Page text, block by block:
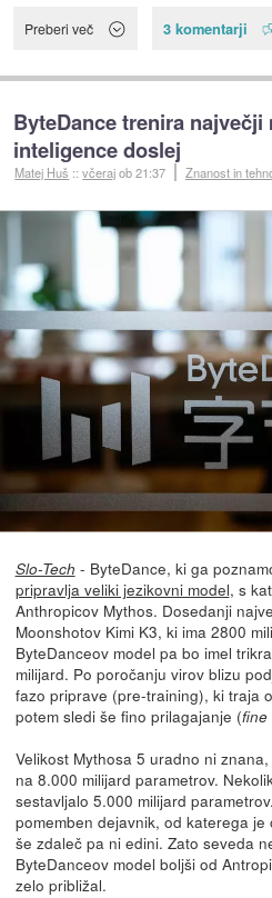
Preberi več 3 komentarji
ByteDance trenira največji
inteligence doslej
Matej Huš ::včerajob 21:37 Znanost in
Slo-Tech - ByteDance, ki ga
pripravlja veliki jezikovni model, s
Anthropicov Mythos. Dosedanji
Moonshotov Kimi K3, ki ima 2800
ByteDanceov model pa bo imel
milijard. Po poročanju virov blizu
fazo priprave (pre-training), ki traja
potem sledi še fino prilagajanje (fine
Velikost Mythosa 5 uradno ni
na 8.000 milijard parametrov.
sestavljalo 5.000 milijard
pomemben dejavnik, od katerega
še zdaleč pa ni edini. Zato seveda
ByteDanceov model boljši od
zelo približal.